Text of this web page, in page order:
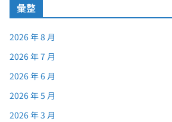
彙整
2026 年 8 月
2026 年 7 月
2026 年 6 月
2026 年 5 月
2026 年 3 月